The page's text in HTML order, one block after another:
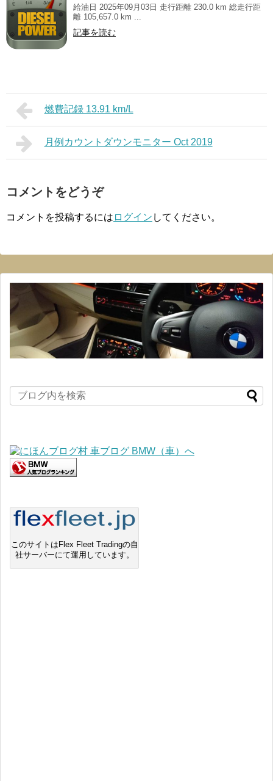
給油日 2025年09月03日 走行距離 230.0 km 総走行距
離 105,657.0 km ...
記事を読む
燃費記録 13.91 km/L
月例カウントダウンモニター Oct 2019
コメントをどうぞ
コメントを投稿するには ログイン してください。
このサイトはFlex Fleet Tradingの自
社サーバーにて運用しています。